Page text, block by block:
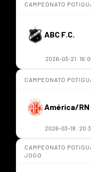
CAMPEONATO
ABC F.C.
2026-03-21 ·
CAMPEONATO
América/RN
2026-03-18 ·
CAMPEONATO
JOGO